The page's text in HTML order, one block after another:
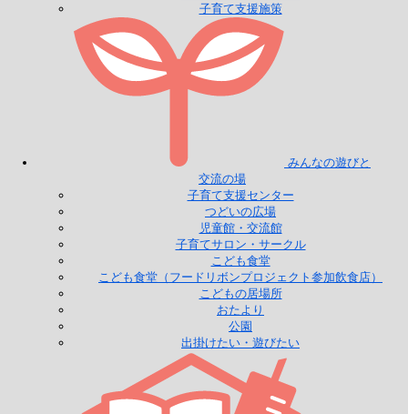
子育て支援施策
みんなの遊びと
交流の場
子育て支援センター
つどいの広場
児童館・交流館
子育てサロン・サークル
こども食堂
こども食堂（フードリボンプロジェクト参加飲食店）
こどもの居場所
おたより
公園
出掛けたい・遊びたい